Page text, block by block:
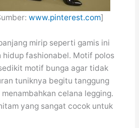
www.pinterest.com]
mirip seperti gamis ini
hidup fashionabel. Motif polos
motif bunga agar tidak
tuniknya begitu tanggung
celana legging.
yang sangat cocok untuk